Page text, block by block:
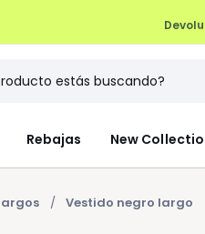
Rebajas New
Vestido negro largo